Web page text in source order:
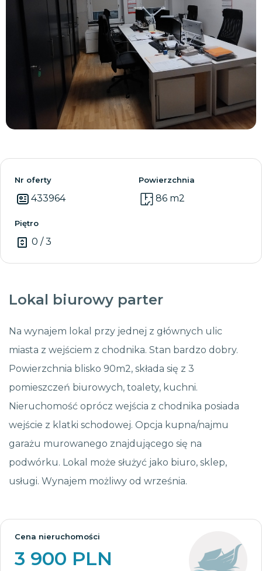
Zobacz wszystkie
Nr oferty
433964
Powierzchnia
86 m2
Piętro
0 / 3
Lokal biurowy parter
Na wynajem lokal przy jednej z głównych ulic
miasta z wejściem z chodnika. Stan bardzo dobry.
Powierzchnia blisko 90m2, składa się z 3
pomieszczeń biurowych, toalety, kuchni.
Nieruchomość oprócz wejścia z chodnika posiada
wejście z klatki schodowej. Opcja kupna/najmu
garażu murowanego znajdującego się na
podwórku. Lokal może służyć jako biuro, sklep,
usługi. Wynajem możliwy od września.
Cena nieruchomości
3 900 PLN